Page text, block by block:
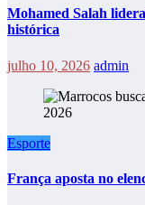
Mohamed Salah
histórica
julho 10, 2026 admin
Esporte
França aposta no